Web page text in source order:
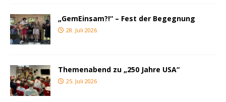
„GemEinsam?!“ – Fest der Begegnung
28. Juli 2026
Themenabend zu „250 Jahre USA“
25. Juli 2026